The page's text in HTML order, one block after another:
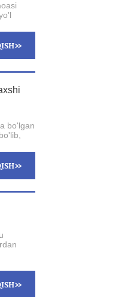
»
bo'lgan
»
»